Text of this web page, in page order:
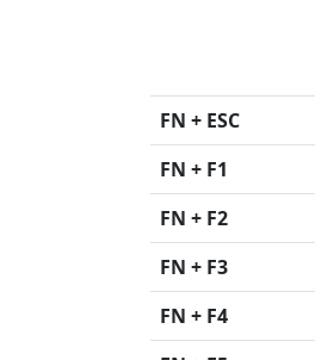
FN + ESC
FN + F1
FN + F2
FN + F3
FN + F4